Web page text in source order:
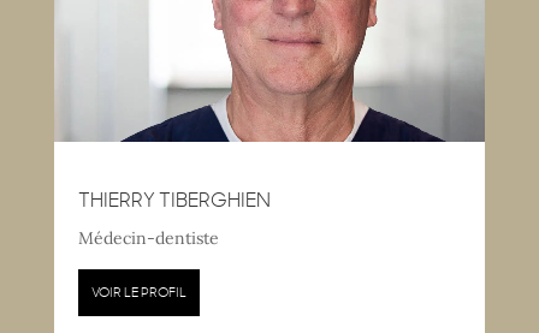
THIERRY TIBERGHIEN
Médecin-dentiste
VOIR LE PROFIL